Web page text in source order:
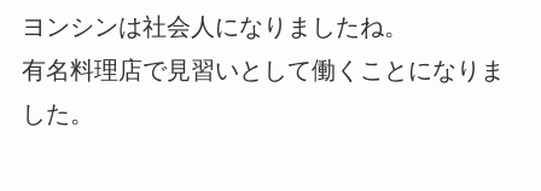
ヨンシンは社会人になりましたね。
有名料理店で見習いとして働くことになりま
した。